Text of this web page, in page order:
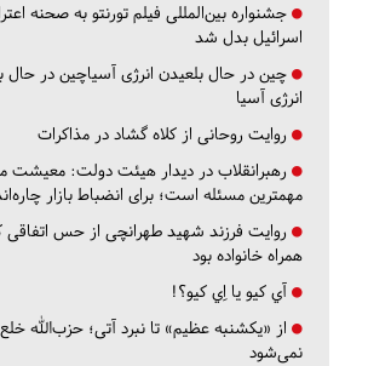
جشنواره بین‌المللی فیلم تورنتو به صحنه
اسرائیل بدل شد
چین در حال بلعیدن انرژی آسیاچین در حال
انرژی آسیا
روایت روحانی از کلاه گشاد در مذاکرات
رهبرانقلاب در دیدار هیئت دولت: معیشت
مهمترین مسئله است؛ برای انضباط بازار
روایت فرزند شهید طهرانچی از حس
همراه خانواده بود
آي كيو يا اِي كيو؟!
از «یکشنبه عظیم» تا نبرد آتی؛ حزب‌الله
نمی‌شود